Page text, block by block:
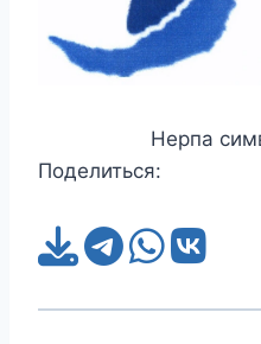
Нерпа
Поделиться: